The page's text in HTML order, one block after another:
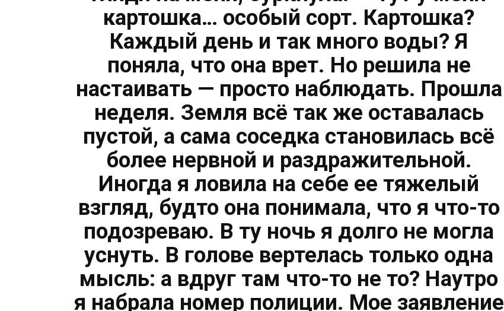
картошка… особый сорт. Картошка?
Каждый день и так много воды? Я
поняла, что она врет. Но решила не
настаивать — просто наблюдать. Прошла
неделя. Земля всё так же оставалась
пустой, а сама соседка становилась всё
более нервной и раздражительной.
Иногда я ловила на себе ее тяжелый
взгляд, будто она понимала, что я что-то
подозреваю. В ту ночь я долго не могла
уснуть. В голове вертелась только одна
мысль: а вдруг там что-то не то? Наутро
я набрала номер полиции. Мое заявление